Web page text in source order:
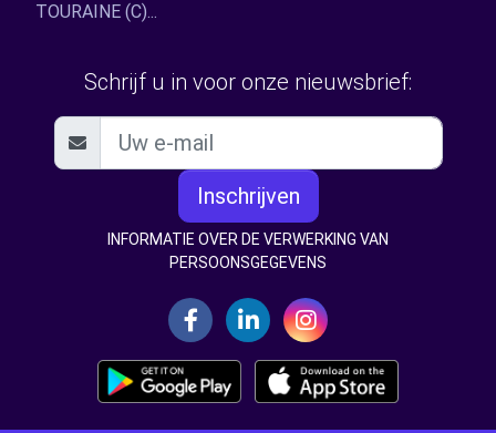
TOURAINE (C)...
Schrijf u in voor onze nieuwsbrief:
Inschrijven
INFORMATIE OVER DE VERWERKING VAN
PERSOONSGEGEVENS